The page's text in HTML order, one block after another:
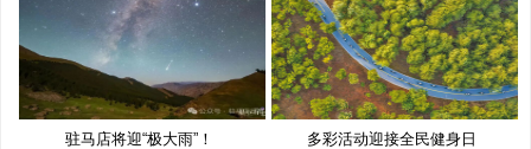
驻马店将迎“极大雨”！ 多彩活动迎接全民健身日